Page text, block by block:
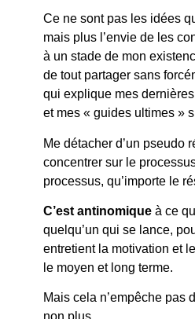
Ce ne sont pas les idées
mais plus l’envie de les
à un stade de mon
de tout partager sans
qui explique mes
et mes « guides ultimes »
Me détacher d’un pseudo
concentrer sur le
processus, qu’importe le
C’est antinomiqueà ce
quelqu’un qui se lance,
entretient la motivation et
le moyen et long terme.
Mais cela n’empêche pas